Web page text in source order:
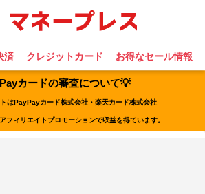
済 クレジットカード お得なセール情報
カードの審査について💡
はPayPayカード株式会社・楽天カード株式会社
フィリエイトプロモーションで収益を得ています。